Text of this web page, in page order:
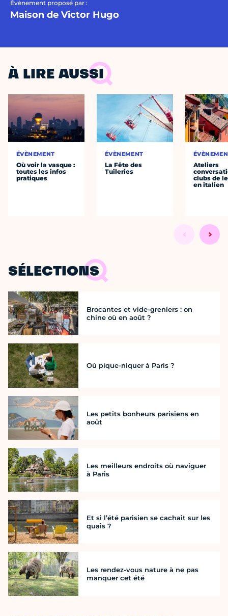
Évènement proposé par :
Maison de Victor Hugo
À LIRE AUSSI
ÉVÈNEMENT
Où voir la vasque :
toutes les infos
pratiques
ÉVÈNEMENT
La Fête des
Tuileries
Ateliers
clubs de
en italien
SÉLECTIONS
Brocantes et vide-greniers : on
chine où en août ?
Où pique-niquer à Paris ?
Les petits bonheurs parisiens en
août
Les meilleurs endroits où naviguer
à Paris
Et si l’été parisien se cachait sur les
quais ?
Les rendez-vous nature à ne pas
manquer cet été